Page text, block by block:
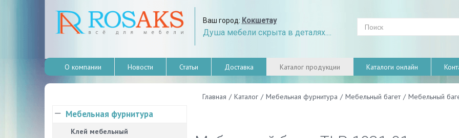
Ваш город: Кокшетау
Душа мебели скрыта в деталях....
О компании Новости Статьи Доставка Каталог продукции Каталоги онлайн
Главная / Каталог / Мебельная фурнитура / Мебельный багет / Мебельный
Мебельная фурнитура
Клей мебельный